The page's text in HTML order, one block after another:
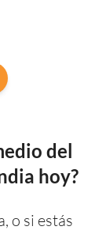
del
hoy?
o si estás